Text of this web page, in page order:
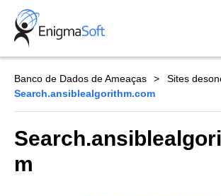
Skip
content
Banco de Dados de Ameaças
Sites
Search.ansiblealgorithm.com
m